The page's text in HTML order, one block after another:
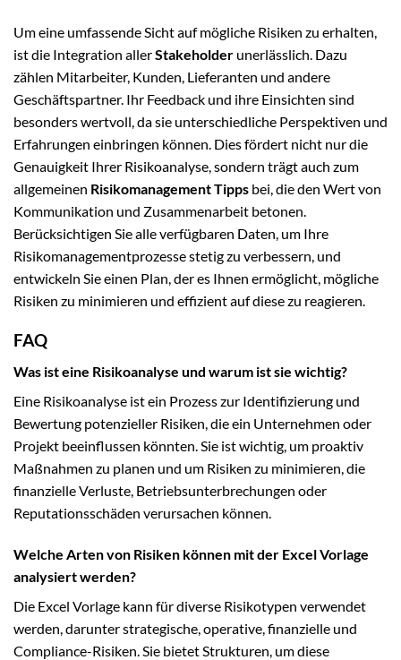
Um eine umfassende Sicht auf mögliche Risiken zu erhalten,
ist die Integration allerStakeholder unerlässlich. Dazu
zählen Mitarbeiter, Kunden, Lieferanten und andere
Geschäftspartner. Ihr Feedback und ihre Einsichten sind
besonders wertvoll, da sie unterschiedliche Perspektiven und
Erfahrungen einbringen können. Dies fördert nicht nur die
Genauigkeit Ihrer Risikoanalyse, sondern trägt auch zum
allgemeinen Risikomanagement Tipps bei, die den Wert von
Kommunikation und Zusammenarbeit betonen.
Berücksichtigen Sie alle verfügbaren Daten, um Ihre
Risikomanagementprozesse stetig zu verbessern, und
entwickeln Sie einen Plan, der es Ihnen ermöglicht, mögliche
Risiken zu minimieren und effizient auf diese zu reagieren.
FAQ
Was ist eine Risikoanalyse und warum ist sie wichtig?
Eine Risikoanalyse ist ein Prozess zur Identifizierung und
Bewertung potenzieller Risiken, die ein Unternehmen oder
Projekt beeinflussen könnten. Sie ist wichtig, um proaktiv
Maßnahmen zu planen und um Risiken zu minimieren, die
finanzielle Verluste, Betriebsunterbrechungen oder
Reputationsschäden verursachen können.
Welche Arten von Risiken können mit der Excel Vorlage
analysiert werden?
Die Excel Vorlage kann für diverse Risikotypen verwendet
werden, darunter strategische, operative, finanzielle und
Compliance-Risiken. Sie bietet Strukturen, um diese